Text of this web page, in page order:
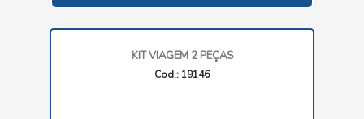
KIT VIAGEM 2 PEÇAS
Cod.: 19146